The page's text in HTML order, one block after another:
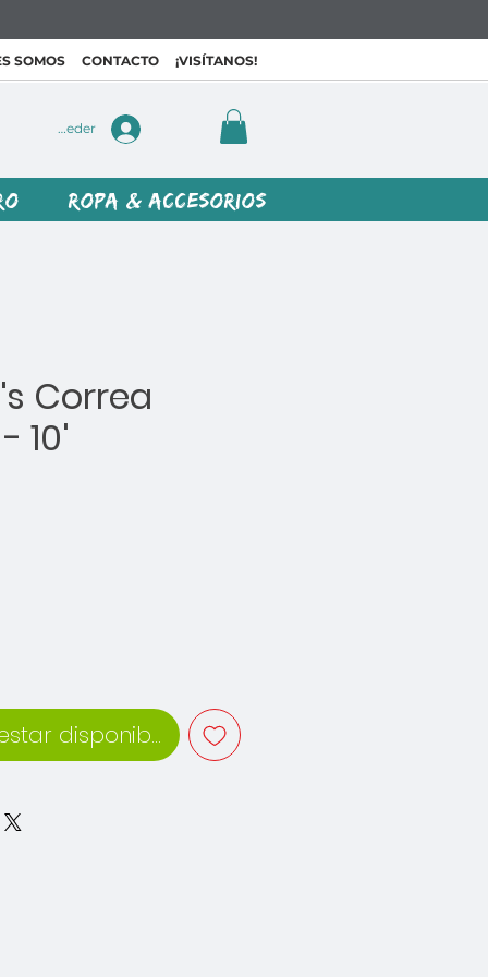
SOMOS CONTACTO ¡VISÍTANOS!
Acceder
ROPA & ACCESORIOS
Correa
10'
disponible